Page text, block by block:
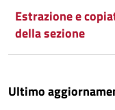
Estrazione e
della sezione
Ultimo